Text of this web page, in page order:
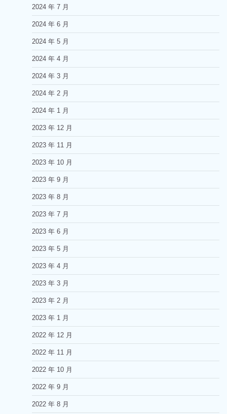
2024 年 7 月
2024 年 6 月
2024 年 5 月
2024 年 4 月
2024 年 3 月
2024 年 2 月
2024 年 1 月
2023 年 12 月
2023 年 11 月
2023 年 10 月
2023 年 9 月
2023 年 8 月
2023 年 7 月
2023 年 6 月
2023 年 5 月
2023 年 4 月
2023 年 3 月
2023 年 2 月
2023 年 1 月
2022 年 12 月
2022 年 11 月
2022 年 10 月
2022 年 9 月
2022 年 8 月